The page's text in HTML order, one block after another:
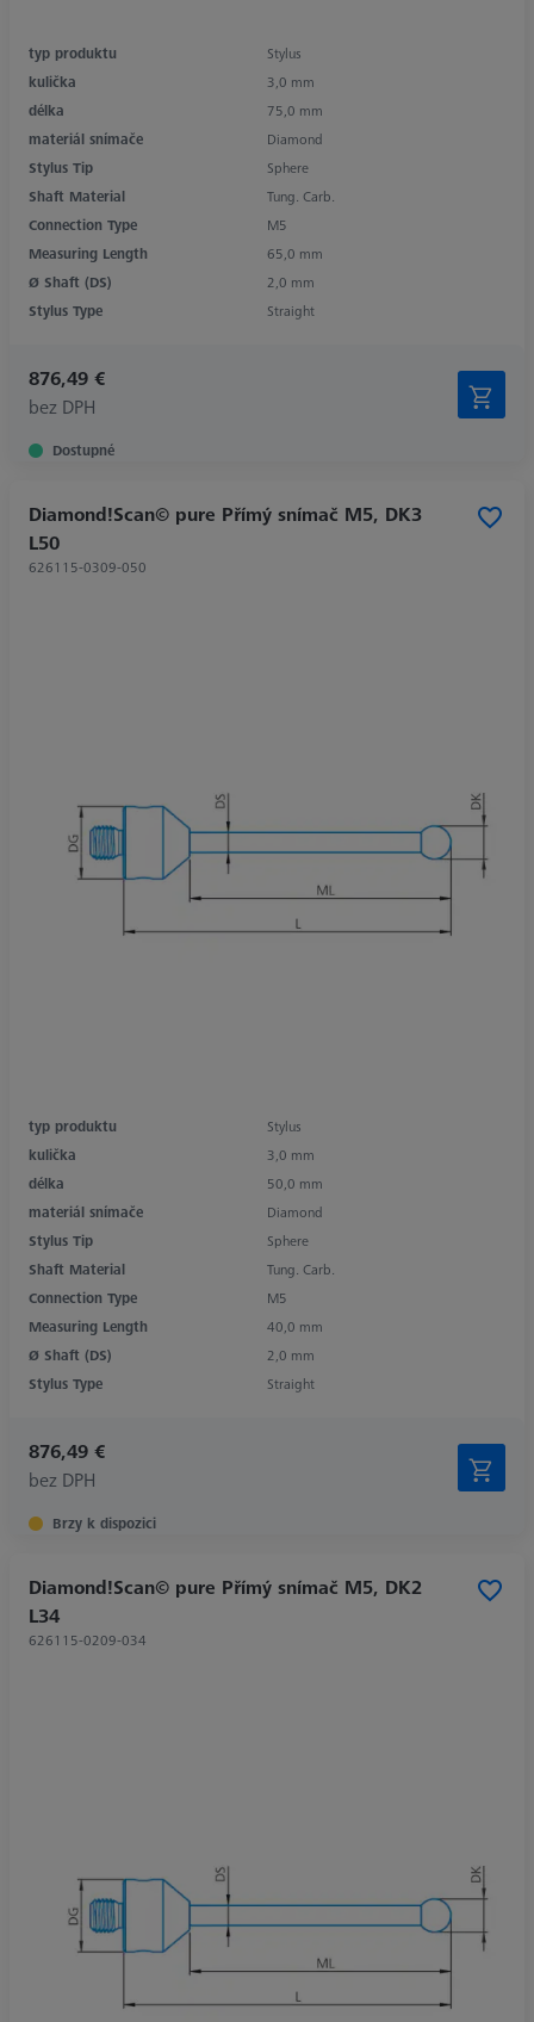
typ produktu
Stylus
kulička
3,0 mm
délka
75,0 mm
materiál snímače
Diamond
Stylus Tip
Sphere
Shaft Material
Tung. Carb.
Connection Type
M5
Measuring Length
65,0 mm
Ø Shaft (DS)
2,0 mm
Stylus Type
Straight
876,49 €
bez DPH
Dostupné
Diamond!Scan© pure Přímý snímač M5, DK3
L50
626115-0309-050
typ produktu
Stylus
kulička
3,0 mm
délka
50,0 mm
materiál snímače
Diamond
Stylus Tip
Sphere
Shaft Material
Tung. Carb.
Connection Type
M5
Measuring Length
40,0 mm
Ø Shaft (DS)
2,0 mm
Stylus Type
Straight
876,49 €
bez DPH
Brzy k dispozici
Diamond!Scan© pure Přímý snímač M5, DK2
L34
626115-0209-034